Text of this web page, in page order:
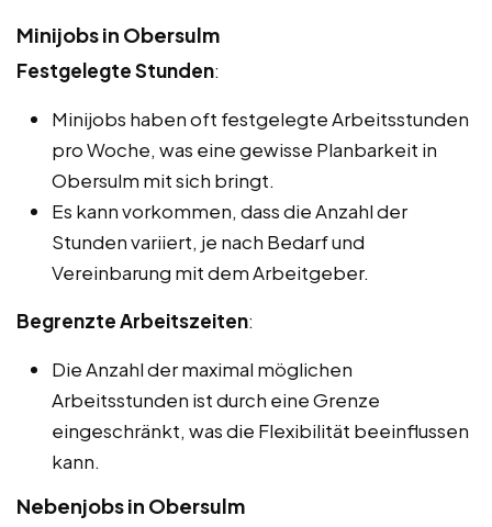
Minijobs in Obersulm
Festgelegte Stunden:
Minijobs haben oft festgelegte Arbeitsstunden
pro Woche, was eine gewisse Planbarkeit in
Obersulm mit sich bringt.
Es kann vorkommen, dass die Anzahl der
Stunden variiert, je nach Bedarf und
Vereinbarung mit dem Arbeitgeber.
Begrenzte Arbeitszeiten:
Die Anzahl der maximal möglichen
Arbeitsstunden ist durch eine Grenze
eingeschränkt, was die Flexibilität beeinflussen
kann.
Nebenjobs in Obersulm